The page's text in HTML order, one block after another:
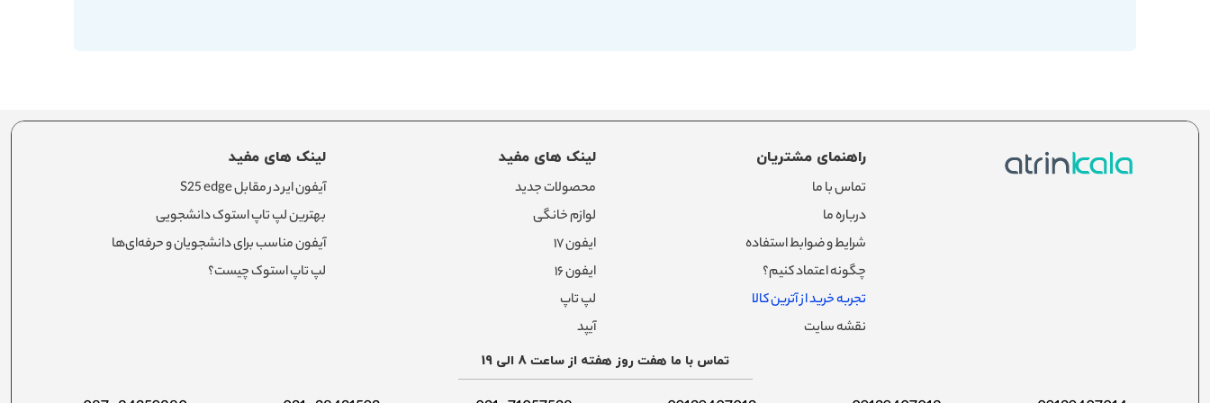
راهنمای مشتریان
تماس با ما
درباره ما
شرایط و ضوابط استفاده
چگونه اعتماد کنیم؟
تجربه خرید از آترین کالا
نقشه سایت
لینک های مفید
محصولات جدید
لوازم خانگی
ایفون ۱۷
ایفون ۱۶
لپ تاپ
آیپد
لینک های مفید
آیفون ایر در مقابل S25 edge
بهترین لپ تاپ استوک دانشجویی
آیفون مناسب برای دانشجویان و حرفه‌ای‌ها
لپ تاپ استوک چیست؟
تماس با ما هفت روز هفته از ساعت 8 الی 19